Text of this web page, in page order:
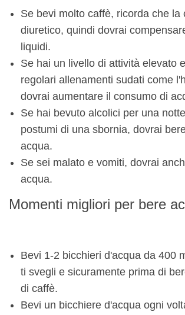
Se bevi molto caffè, ricorda che la
diuretico, quindi dovrai
liquidi.
Se hai un livello di attività elevato
regolari allenamenti sudati come
dovrai aumentare il consumo di
Se hai bevuto alcolici per una
postumi di una sbornia, dovrai
acqua.
Se sei malato e vomiti, dovrai
acqua.
Momenti migliori per bere
Bevi 1-2 bicchieri d'acqua da 400
ti svegli e sicuramente prima di
di caffè.
Bevi un bicchiere d'acqua ogni